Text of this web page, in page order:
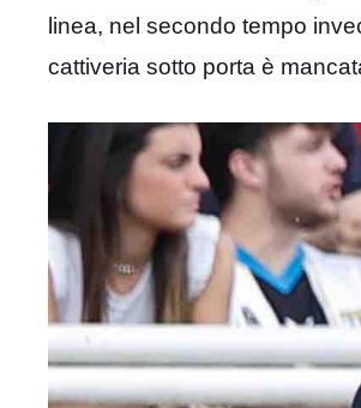
linea, nel secondo tempo
cattiveria sotto porta è